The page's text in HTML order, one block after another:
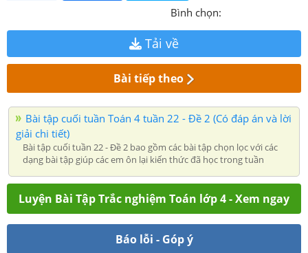
Bình chọn:
Tải về
Bài tiếp theo
Bài tập cuối tuần Toán 4 tuần 22 - Đề 2 (Có đáp án và lời
giải chi tiết)
Bài tập cuối tuần 22 - Đề 2 bao gồm các bài tập chọn lọc với các
dạng bài tập giúp các em ôn lại kiến thức đã học trong tuần
Luyện Bài Tập Trắc nghiệm Toán lớp 4 - Xem ngay
Báo lỗi - Góp ý